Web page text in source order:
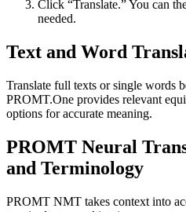
Click “Translate.” You can
needed.
Text and Word
Translate full texts or single words
PROMT.One provides relevant
options for accurate meaning.
PROMT Neural
and Terminology
PROMT NMT takes context into